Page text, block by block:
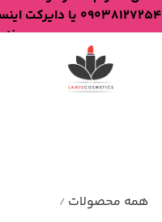
همه محصولات /